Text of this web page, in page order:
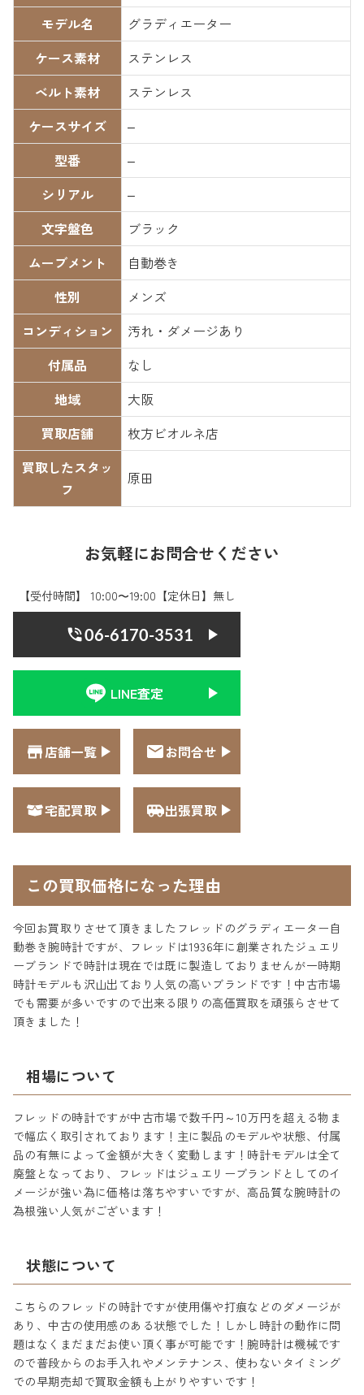
モデル名
グラディエーター
ケース素材
ステンレス
ベルト素材
ステンレス
ケースサイズ
–
型番
–
シリアル
–
文字盤色
ブラック
ムーブメント
自動巻き
性別
メンズ
コンディション
汚れ・ダメージあり
付属品
なし
地域
大阪
買取店舗
枚方ビオルネ店
買取したスタッ
フ
原田
お気軽にお問合せください
【受付時間】 10:00〜19:00【定休日】無し
06-6170-3531
LINE査定
店舗一覧 お問合せ
宅配買取 出張買取
この買取価格になった理由
今回お買取りさせて頂きましたフレッドのグラディエーター自
動巻き腕時計ですが、フレッドは1936年に創業されたジュエリ
ーブランドで時計は現在では既に製造しておりませんが一時期
時計モデルも沢山出ており人気の高いブランドです！中古市場
でも需要が多いですので出来る限りの高価買取を頑張らさせて
頂きました！
相場について
フレッドの時計ですが中古市場で数千円～10万円を超える物ま
で幅広く取引されております！主に製品のモデルや状態、付属
品の有無によって金額が大きく変動します！時計モデルは全て
廃盤となっており、フレッドはジュエリーブランドとしてのイ
メージが強い為に価格は落ちやすいですが、高品質な腕時計の
為根強い人気がございます！
状態について
こちらのフレッドの時計ですが使用傷や打痕などのダメージが
あり、中古の使用感のある状態でした！しかし時計の動作に問
題はなくまだまだお使い頂く事が可能です！腕時計は機械です
ので普段からのお手入れやメンテナンス、使わないタイミング
での早期売却で買取金額も上がりやすいです！